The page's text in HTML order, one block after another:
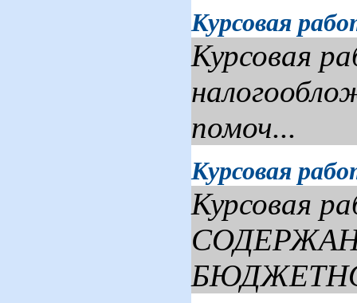
Курсовая
Курсовая
помоч...
Курсовая
Курсовая